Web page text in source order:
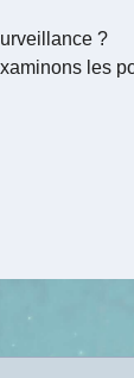
?
les